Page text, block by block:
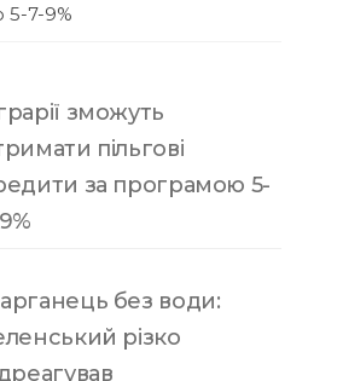
7-9%
зможуть
пільгові
за програмою 5-
без води:
різко